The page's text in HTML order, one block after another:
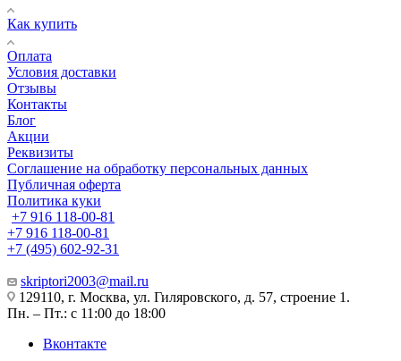
Как купить
Оплата
Условия доставки
Отзывы
Контакты
Блог
Акции
Реквизиты
Соглашение на обработку персональных данных
Публичная оферта
Политика куки
+7 916 118-00-81
+7 916 118-00-81
+7 (495) 602-92-31
skriptori2003@mail.ru
129110, г. Москва, ул. Гиляровского, д. 57, строение 1.
Пн. – Пт.: с 11:00 до 18:00
Вконтакте